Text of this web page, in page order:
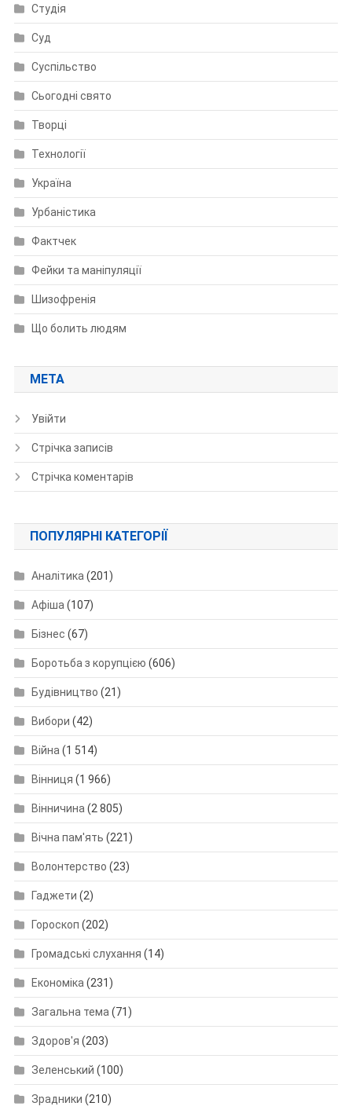
Студія
Суд
Суспільство
Сьогодні свято
Творці
Технології
Україна
Урбаністика
Фактчек
Фейки та маніпуляції
Шизофренія
Що болить людям
МЕТА
Увійти
Стрічка записів
Стрічка коментарів
ПОПУЛЯРНІ КАТЕГОРІЇ
Аналітика(201)
Афіша(107)
Бізнес (67)
Боротьба з корупцією (606)
Будівництво (21)
Вибори (42)
Війна(1 514)
Вінниця (1 966)
Вінничина(2 805)
Вічна пам'ять (221)
Волонтерство (23)
Гаджети (2)
Гороскоп (202)
Громадські слухання (14)
Економіка(231)
Загальна тема(71)
Здоров'я (203)
Зеленський (100)
Зрадники (210)